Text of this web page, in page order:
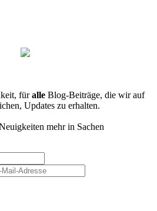
füralle Blog-Beiträge, die wir auf
Updates zu erhalten.
mehr in Sachen